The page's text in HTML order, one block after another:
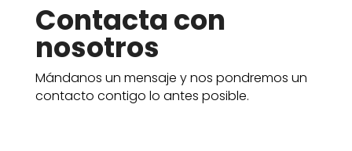
Contacta con
nosotros
Mándanos un mensaje y nos pondremos un
contacto contigo lo antes posible.